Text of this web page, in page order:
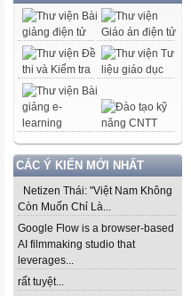
CÁC Ý KIẾN MỚI NHẤT
Netizen Thái: "Việt Nam Không
Còn Muốn Chỉ Là...
Google Flow is a browser-based
AI filmmaking studio that
leverages...
rất tuyệt...